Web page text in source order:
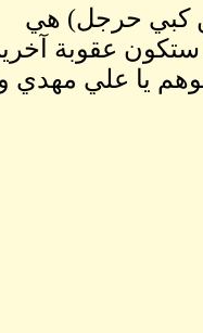
كبي حرجل) هي
ستكون عقوبة
يا علي مهدي